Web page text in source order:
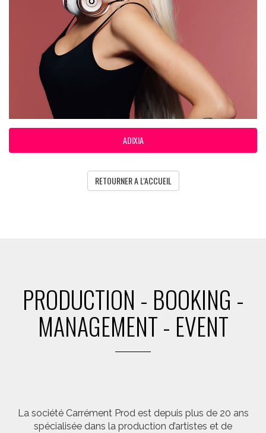
ADIXIA
RETOURNER A L'ACCUEIL
PRODUCTION - BOOKING -
MANAGEMENT - EVENT
La société Carrément Prod est depuis plus de 20 ans
spécialisée dans la production d’artistes et de